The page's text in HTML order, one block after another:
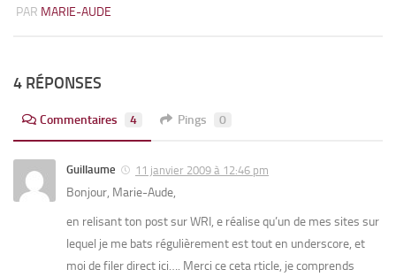
PAR MARIE-AUDE
4 RÉPONSES
Commentaires 4 Pings 0
Guillaume 11 janvier 2009 à 12:46 pm
Bonjour, Marie-Aude,
en relisant ton post sur WRI, e réalise qu’un de mes sites sur
lequel je me bats régulièrement est tout en underscore, et
moi de filer direct ici…. Merci ce ceta rticle, je comprends